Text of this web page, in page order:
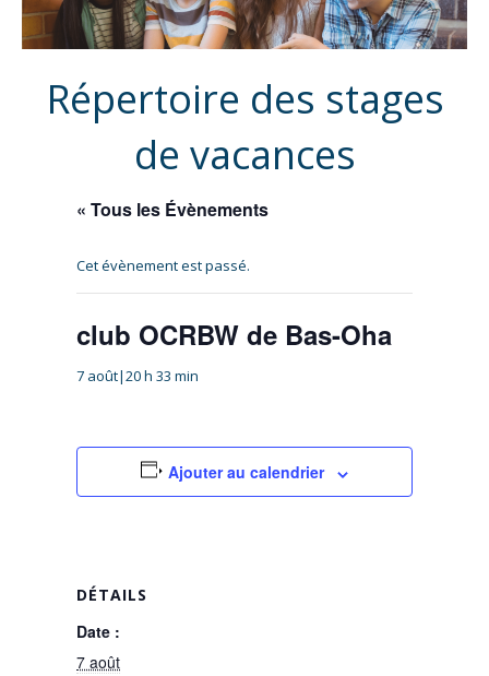
Répertoire des stages
de vacances
« Tous les Évènements
Cet évènement est passé.
club OCRBW de Bas-Oha
7 août|20 h 33 min
Ajouter au calendrier
DÉTAILS
Date :
7 août